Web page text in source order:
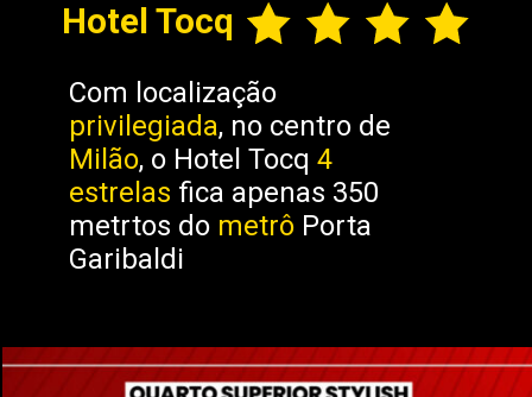
Hotel Tocq
Com localização
privilegiada, no centro de
Milão, o Hotel Tocq 4
estrelas fica apenas 350
metrtos do metrô Porta
Garibaldi